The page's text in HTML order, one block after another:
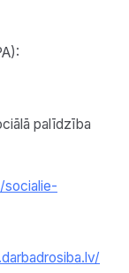
palīdzība
socialie-